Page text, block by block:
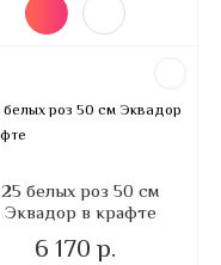
25 белых роз 50 см
Эквадор в крафте
6 170 р.